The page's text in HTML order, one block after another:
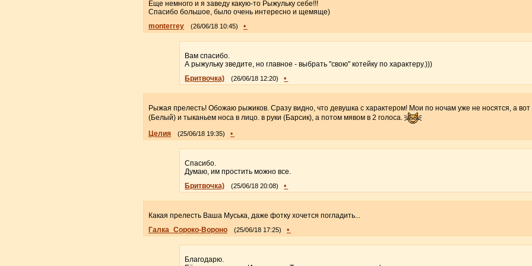
Еще немного и я заведу какую-то Рыжульку себе!!!
Спасибо большое, было очень интересно и щемяще)
monterrey
(26/06/18 10:45) •
Вам спасибо.
А рыжульку зведите, но главное - выбрать "свою" котейку по характеру.)))
Бритвочка)
(26/06/18 12:20) •
Рыжая прелесть! Обожаю рыжиков. Сразу видно, что девушка с характером! Мои по ночам уже не носятся, а вот
(Белый) и тыканьем носа в лицо. в руки (Барсик), а потом мявом в 2 голоса.
Целия
(25/06/18 19:35) •
Спасибо.
Думаю, им простить можно все.
Бритвочка)
(25/06/18 20:08) •
Какая прелесть Ваша Муська, даже фотку хочется погладить...
Галка_Сороко-Вороно
(25/06/18 17:25) •
Благодарю.